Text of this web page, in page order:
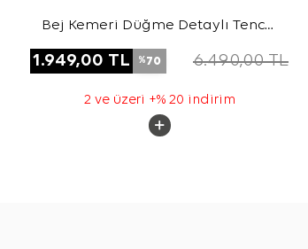
Bej Kemeri Düğme Detaylı Tencel
1.949,00 TL %70 6.490,00TL
2 ve üzeri +% 20 indirim